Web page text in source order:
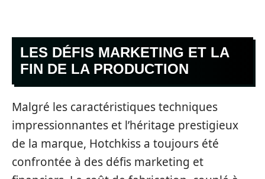
LES DÉFIS MARKETING ET LA
FIN DE LA PRODUCTION
Malgré les caractéristiques techniques
impressionnantes et l’héritage prestigieux
de la marque, Hotchkiss a toujours été
confrontée à des défis marketing et